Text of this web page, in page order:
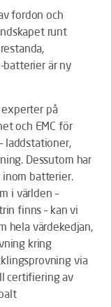
fordon och
runt
är ny
på
och EMC för
laddstationer,
Dessutom har
batterier.
i världen –
finns – kan vi
hela värdekedjan,
kring
via
certifiering av